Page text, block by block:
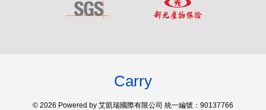
Carry
© 2026 Powered by 艾凱瑞國際有限公司 統一編號：90137766